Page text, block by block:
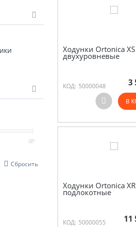
0Р
Сбросить
Ходунки Ortonica
двухуровневые
КОД: 50000048 3
В
Ходунки Ortonica
подлокотные
КОД: 50000055 11